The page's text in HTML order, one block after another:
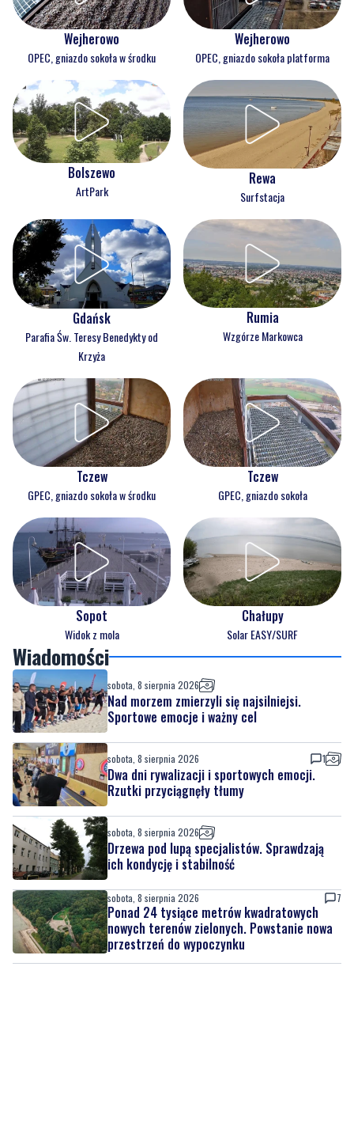
Wejherowo
OPEC, gniazdo sokoła w środku
Wejherowo
OPEC, gniazdo sokoła platforma
Bolszewo
ArtPark
Rewa
Surfstacja
Gdańsk
Parafia Św. Teresy Benedykty od
Krzyża
Rumia
Wzgórze Markowca
Tczew
GPEC, gniazdo sokoła w środku
Tczew
GPEC, gniazdo sokoła
Sopot
Widok z mola
Chałupy
Solar EASY/SURF
Wiadomości
sobota, 8 sierpnia 2026
Nad morzem zmierzyli się najsilniejsi.
Sportowe emocje i ważny cel
sobota, 8 sierpnia 2026 1
Dwa dni rywalizacji i sportowych emocji.
Rzutki przyciągnęły tłumy
sobota, 8 sierpnia 2026
Drzewa pod lupą specjalistów. Sprawdzają
ich kondycję i stabilność
sobota, 8 sierpnia 2026 7
Ponad 24 tysiące metrów kwadratowych
nowych terenów zielonych. Powstanie nowa
przestrzeń do wypoczynku